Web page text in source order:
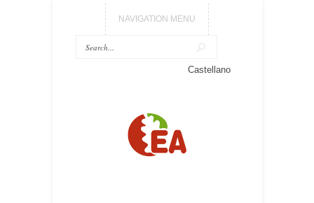
NAVIGATION MENU
Castellano